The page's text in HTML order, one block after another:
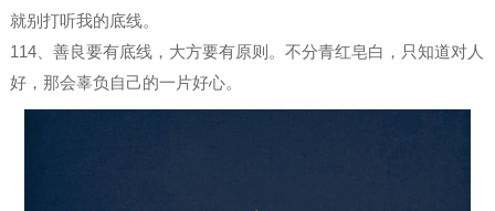
就别打听我的底线。
114、善良要有底线，大方要有原则。不分青红皂白，只知道对人
好，那会辜负自己的一片好心。